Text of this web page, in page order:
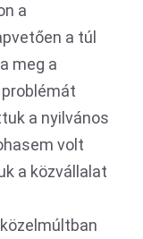
a
a túl
meg a
a nyilvános
volt
a közvállalat